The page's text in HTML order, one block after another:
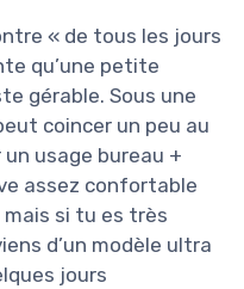
« de tous les jours
qu’une petite
gérable. Sous une
coincer un peu au
usage bureau +
assez confortable
si tu es très
d’un modèle ultra
jours